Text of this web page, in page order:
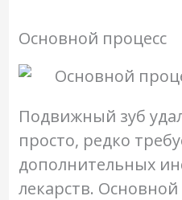
Основной процесс
Подвижный зуб
просто, редко
дополнительных
лекарств.